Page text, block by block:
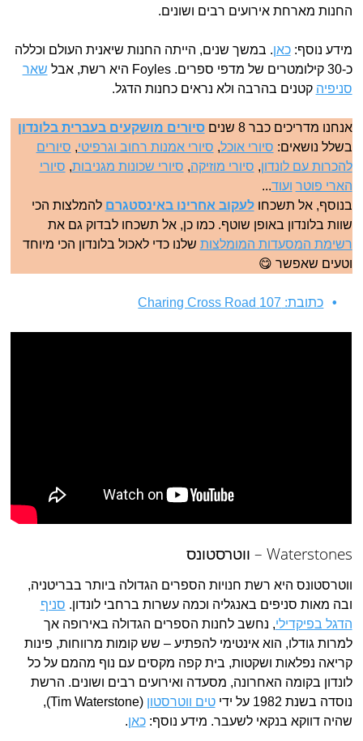
החנות מארחת אירועים רבים ושונים.
מידע נוסף:כאן. במשך שנים, הייתה החנות שיאנית העולם וכללה
כ-30 קילומטרים של מדפי ספרים. Foyles היא רשת, אבל
שאר
סניפיה קטנים בהרבה ולא נראים כחנות הדגל.
אנחנו מדריכים כבר 8 שנים
סיורים מושקעים בעברית בלונדון
בשלל נושאים: סיורי אוכל, סיורי אמנות רחוב וגרפיטי, סיורים
להכרות עם לונדון, סיורי מוזיקה, סיורי שכונות מגניבות, סיורי
הארי פוטר ועוד...
בנוסף, אל תשכחולעקוב אחרינו באינסטגרם להמלצות הכי
שוות בלונדון באופן שוטף. כמו כן, אל תשכחו לבדוק גם את
רשימת המסעדות המומלצות שלנו כדי לאכול בלונדון הכי מיוחד
וטעים שאפשר 😋
כתובת: 107 Charing Cross Road
Waterstones – ווטרסטונס
ווטרסטונס היא רשת חנויות הספרים הגדולה ביותר בבריטניה,
ובה מאות סניפים באנגליה וכמה עשרות ברחבי לונדון. סניף
הדגל בפיקדילי, נחשב לחנות הספרים הגדולה באירופה אך
למרות גודלו, הוא אינטימי להפתיע – שש קומות מרווחות, פינות
קריאה נפלאות ושקטות, בית קפה מקסים עם נוף מהמם על כל
לונדון בקומה האחרונה, מסעדה ואירועים רבים ושונים. הרשת
נוסדה בשנת 1982 על ידי
טים ווטרסטון
(Tim Waterstone),
שהיה דווקא בנקאי לשעבר. מידע נוסף:כאן.